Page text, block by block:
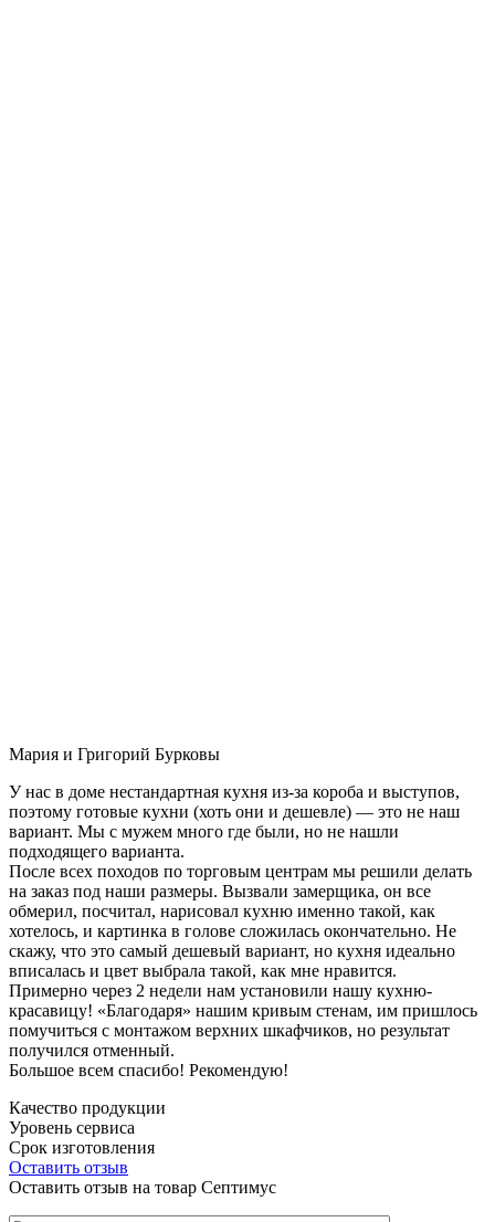
Мария и Григорий Бурковы
У нас в доме нестандартная кухня из-за короба и выступов,
поэтому готовые кухни (хоть они и дешевле) — это не наш
вариант. Мы с мужем много где были, но не нашли
подходящего варианта.
После всех походов по торговым центрам мы решили делать
на заказ под наши размеры. Вызвали замерщика, он все
обмерил, посчитал, нарисовал кухню именно такой, как
хотелось, и картинка в голове сложилась окончательно. Не
скажу, что это самый дешевый вариант, но кухня идеально
вписалась и цвет выбрала такой, как мне нравится.
Примерно через 2 недели нам установили нашу кухню-
красавицу! «Благодаря» нашим кривым стенам, им пришлось
помучиться с монтажом верхних шкафчиков, но результат
получился отменный.
Большое всем спасибо! Рекомендую!
Качество продукции
Уровень сервиса
Срок изготовления
Оставить отзыв
Оставить отзыв на товар Септимус